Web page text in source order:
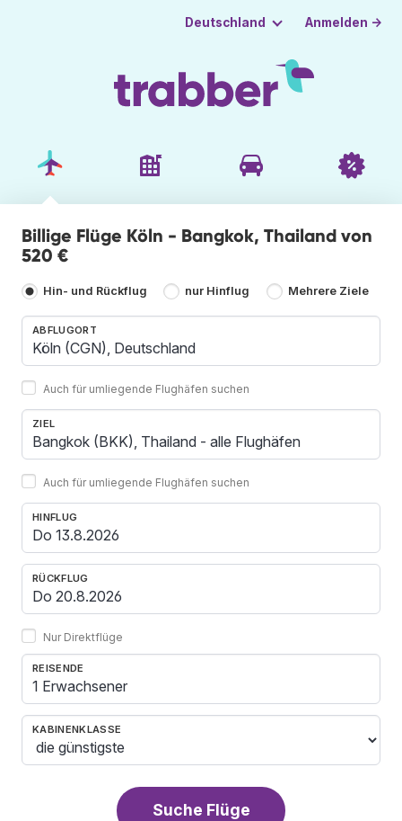
Deutschland Anmelden →
Billige Flüge Köln - Bangkok, Thailand von
520 €
Hin- und Rückflug nur Hinflug Mehrere Ziele
ABFLUGORT
Auch für umliegende Flughäfen suchen
ZIEL
Auch für umliegende Flughäfen suchen
HINFLUG
RÜCKFLUG
Nur Direktflüge
REISENDE
1 Erwachsener
KABINENKLASSE
Suche Flüge